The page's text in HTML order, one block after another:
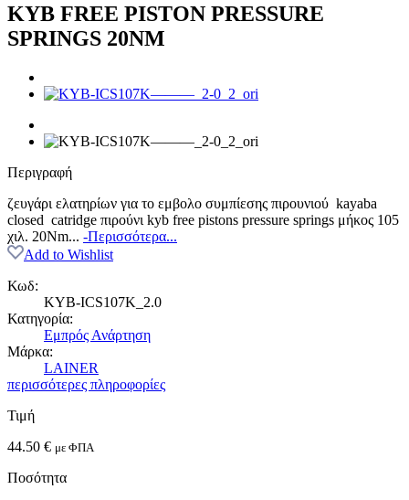
KYB FREE PISTON PRESSURE
SPRINGS 20NM
Περιγραφή
ζευγάρι ελατηρίων για το εμβολο συμπίεσης πιρουνιού kayaba
closed catridge πιρούνι kyb free pistons pressure springs μήκος 105
χιλ. 20Nm... -Περισσότερα...
Add to Wishlist
Κωδ:
KYB-ICS107K_2.0
Κατηγορία:
Εμπρός Ανάρτηση
Μάρκα:
LAINER
περισσότερες πληροφορίες
Τιμή
44.50 € με ΦΠΑ
Ποσότητα